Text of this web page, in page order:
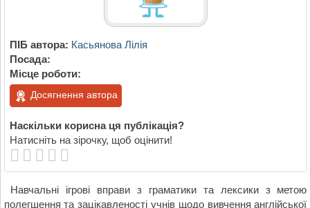
ПІБ автора: Касьянова Лілія
Посада:
Місце роботи:
Досягнення автора
Наскільки корисна ця публікація?
Натисніть на зірочку, щоб оцінити!
Навчальні ігрові вправи з граматики та лексики з метою
полегшення та зацікавленості учнів щодо вивчення англійської